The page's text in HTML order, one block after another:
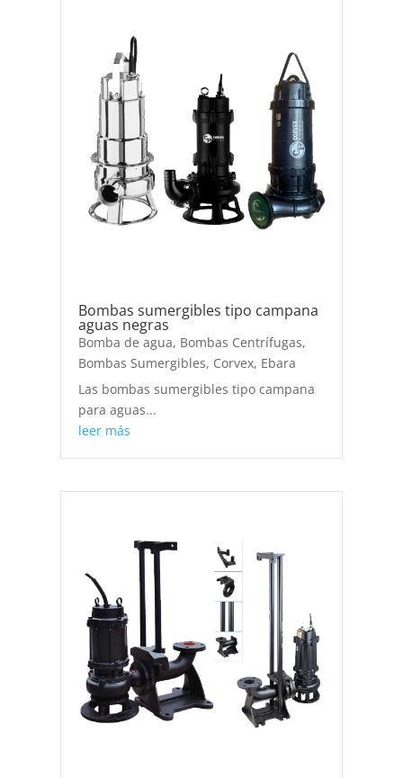
Bombas sumergibles tipo campana
aguas negras
Bomba de agua, Bombas Centrífugas,
Bombas Sumergibles, Corvex, Ebara
Las bombas sumergibles tipo campana
para aguas...
leer más